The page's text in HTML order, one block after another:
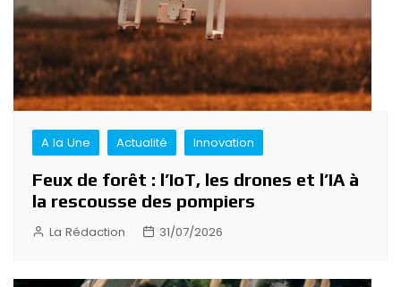
A la Une Actualité Innovation
Feux de forêt : l’IoT, les drones et l’IA à
la rescousse des pompiers
La Rédaction 31/07/2026